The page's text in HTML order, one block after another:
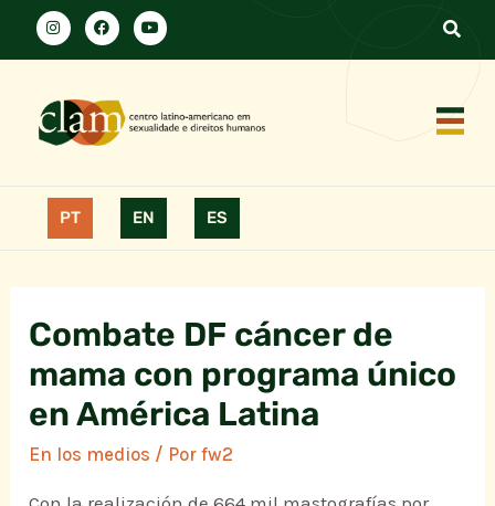
PT EN ES
Combate DF cáncer de
mama con programa único
en América Latina
En los medios / Porfw2